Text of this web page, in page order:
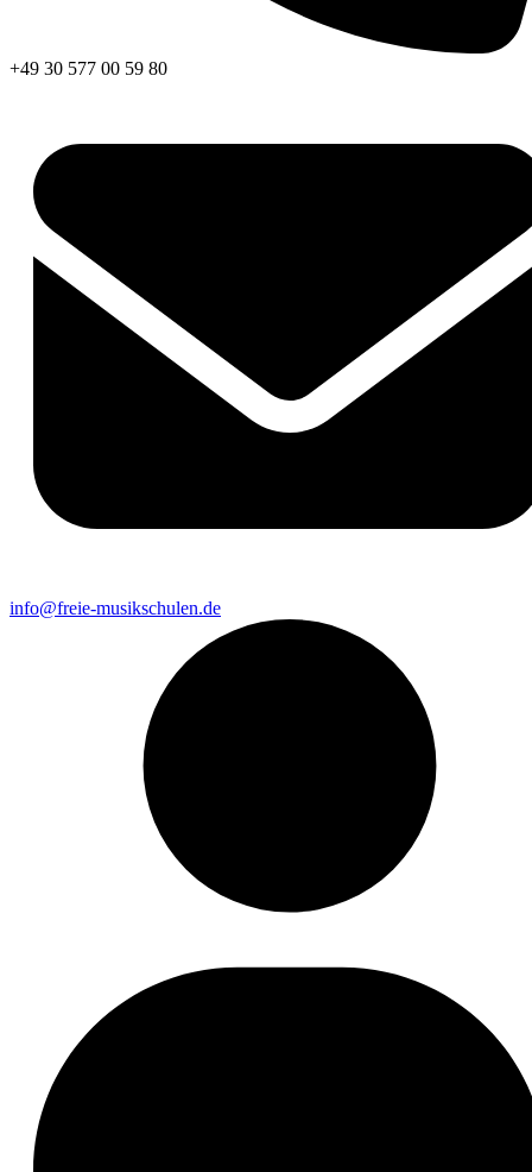
+49 30 577 00 59 80
info@freie-musikschulen.de